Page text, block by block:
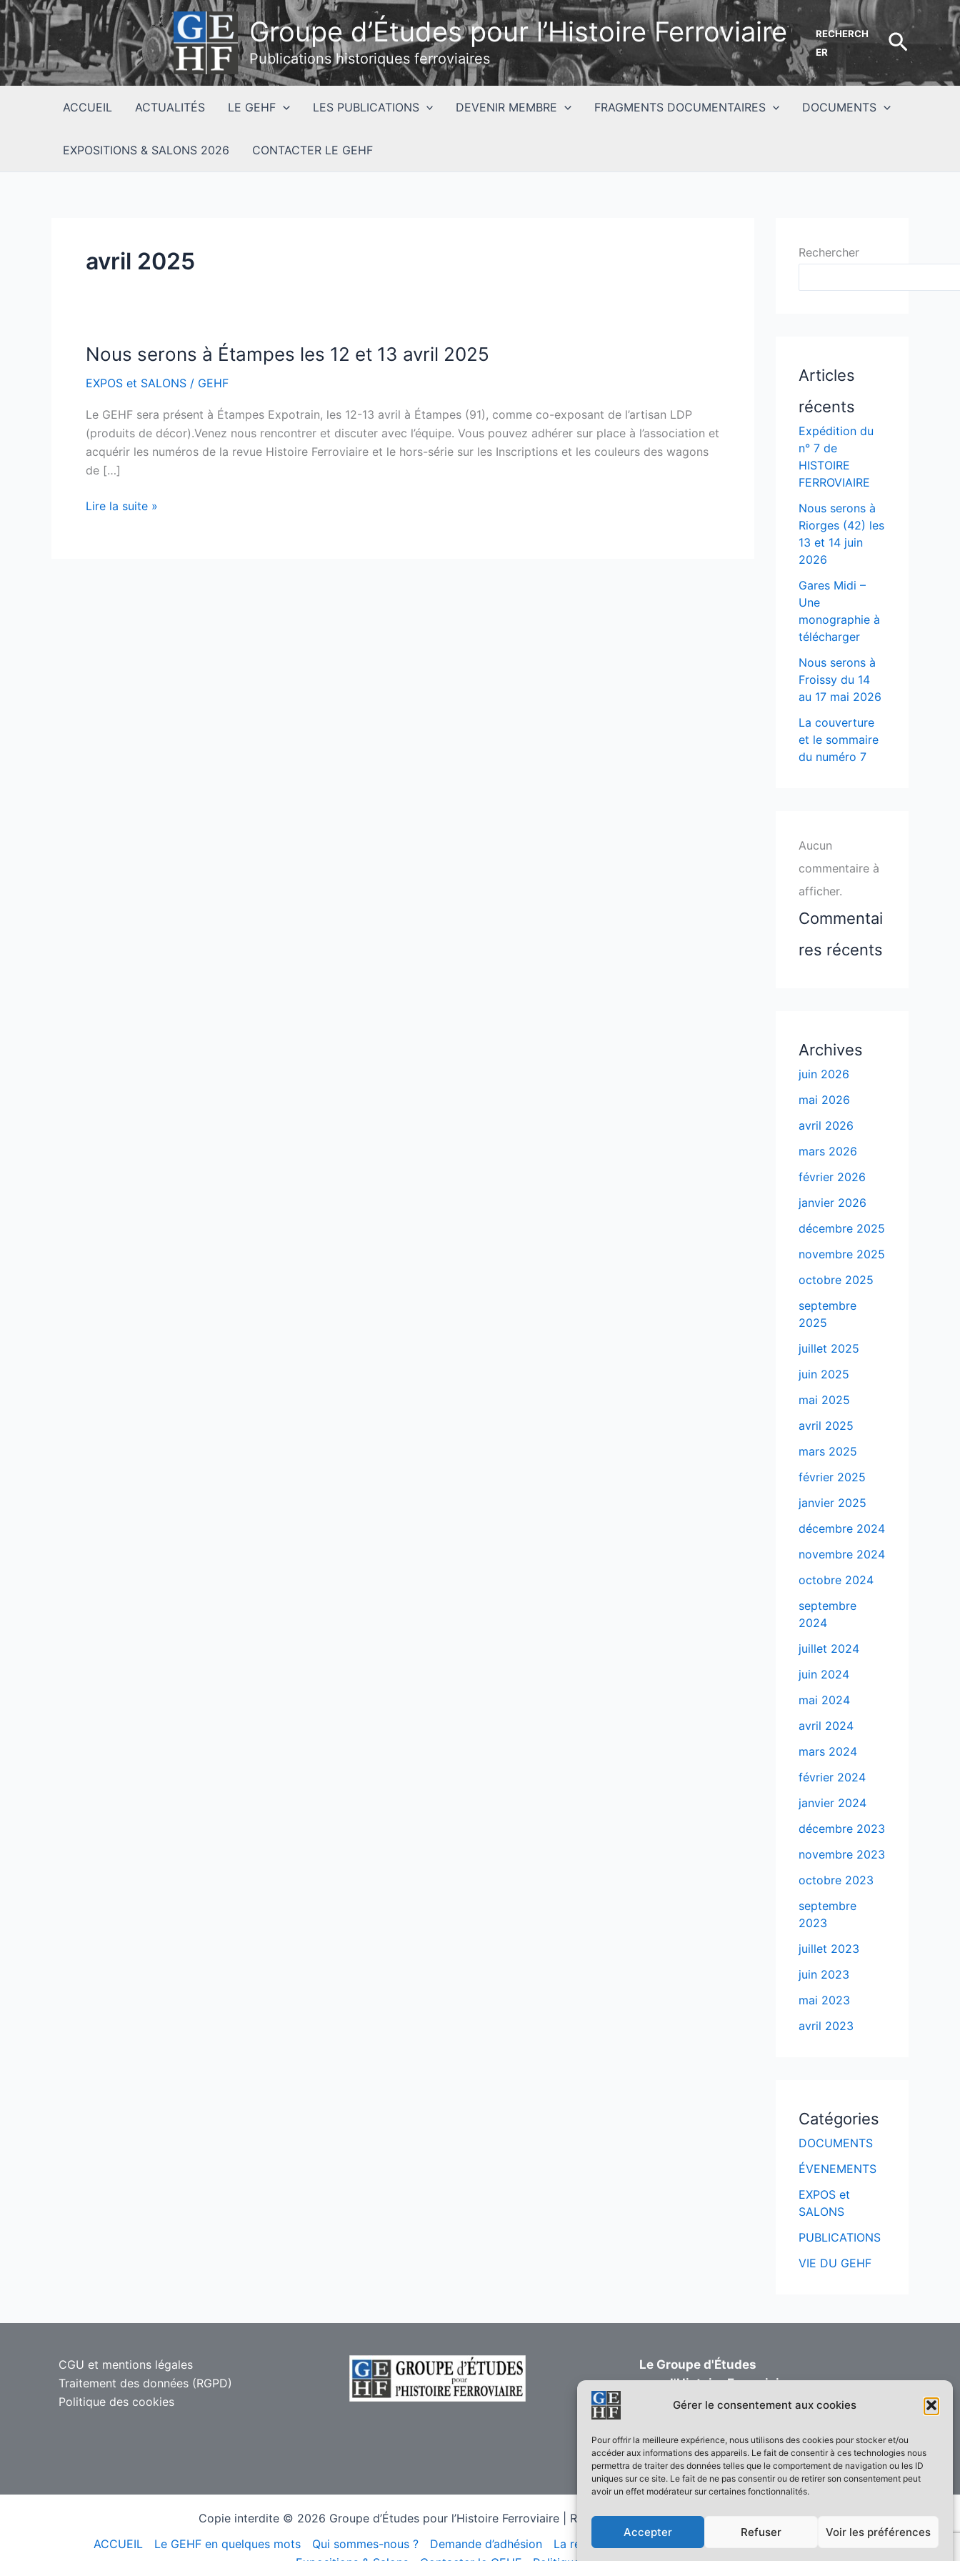
Gérer le consentement aux cookies
Pour offrir la meilleure expérience, nous utilisons des cookies pour stocker et/ou
accéder aux informations des appareils. Le fait de consentir à ces technologies nous
permettra de traiter des données telles que le comportement de navigation ou les ID
uniques sur ce site. Le fait de ne pas consentir ou de retirer son consentement peut
avoir un effet modérateur sur certaines fonctionnalités.
Accepter Refuser Voir les préférences
Aller
contenu
Groupe d’Études pour l’Histoire Ferroviaire
Publications historiques ferroviaires
RECHERCH
ER
ACCUEIL ACTUALITÉS LE GEHF LES PUBLICATIONS DEVENIR MEMBRE FRAGMENTS DOCUMENTAIRES DOCUMENTS
EXPOSITIONS & SALONS 2026 CONTACTER LE GEHF
avril 2025
Nous serons à Étampes les 12 et 13 avril 2025
EXPOS et SALONS / GEHF
Le GEHF sera présent à Étampes Expotrain, les 12-13 avril à Étampes (91), comme co-exposant de l’artisan LDP
(produits de décor).Venez nous rencontrer et discuter avec l’équipe. Vous pouvez adhérer sur place à l’association et
acquérir les numéros de la revue Histoire Ferroviaire et le hors-série sur les Inscriptions et les couleurs des wagons
de […]
Nous
à
12
avril
Lire la suite »
Rechercher
Articles
récents
Expédition du
n° 7 de
HISTOIRE
FERROVIAIRE
Nous serons à
Riorges (42) les
13 et 14 juin
2026
Gares Midi –
Une
monographie à
télécharger
Nous serons à
Froissy du 14
au 17 mai 2026
La couverture
et le sommaire
du numéro 7
Aucun
commentaire à
afficher.
Commentai
res récents
Archives
juin 2026
mai 2026
avril 2026
mars 2026
février 2026
janvier 2026
décembre 2025
novembre 2025
octobre 2025
septembre
2025
juillet 2025
juin 2025
mai 2025
avril 2025
mars 2025
février 2025
janvier 2025
décembre 2024
novembre 2024
octobre 2024
septembre
2024
juillet 2024
juin 2024
mai 2024
avril 2024
mars 2024
février 2024
janvier 2024
décembre 2023
novembre 2023
octobre 2023
septembre
2023
juillet 2023
juin 2023
mai 2023
avril 2023
Catégories
DOCUMENTS
ÉVENEMENTS
EXPOS et
SALONS
PUBLICATIONS
VIE DU GEHF
CGU et mentions légales
Traitement des données (RGPD)
Politique des cookies
Le Groupe d'Études
pour l'Histoire Ferroviaire
Informations - Adhésions
contact@gehf.fr
Copie interdite © 2026 Groupe d’Études pour l’Histoire Ferroviaire | Réalisé surThème WordPress Astra
ACCUEIL
Le GEHF en quelques mots Qui sommes-nous ? Demande d’adhésion La revue Histoire Ferroviaire Les monographies